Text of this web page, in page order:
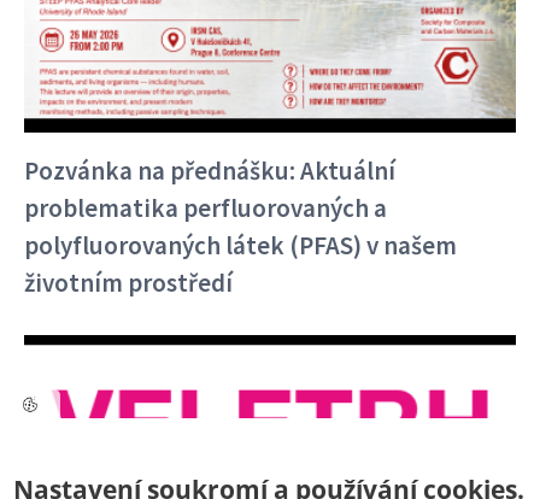
Pozvánka na přednášku: Aktuální
problematika perfluorovaných a
polyfluorovaných látek (PFAS) v našem
životním prostředí
Nastavení soukromí a používání cookies.